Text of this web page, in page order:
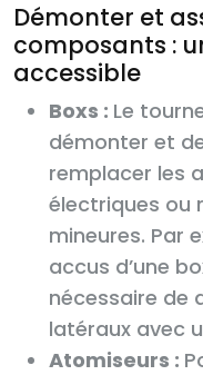
Démonter et
composants :
accessible
Boxs : Le
démonter et
remplacer les
électriques ou
mineures. Par
accus d’une
nécessaire de
latéraux avec
Atomiseurs :